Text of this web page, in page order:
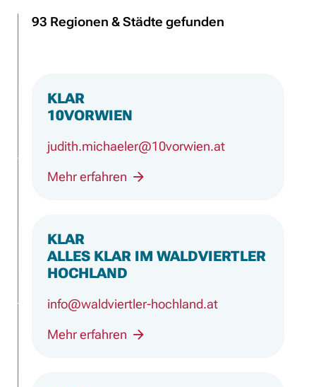
93 Regionen & Städte gefunden
KLAR
10VORWIEN
judith.michaeler@10vorwien.at
Mehr erfahren
KLAR
ALLES KLAR IM WALDVIERTLER
HOCHLAND
info@waldviertler-hochland.at
Mehr erfahren